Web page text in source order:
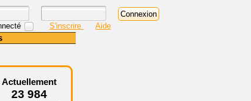
S'inscrire Aide
Actuellement
23 984